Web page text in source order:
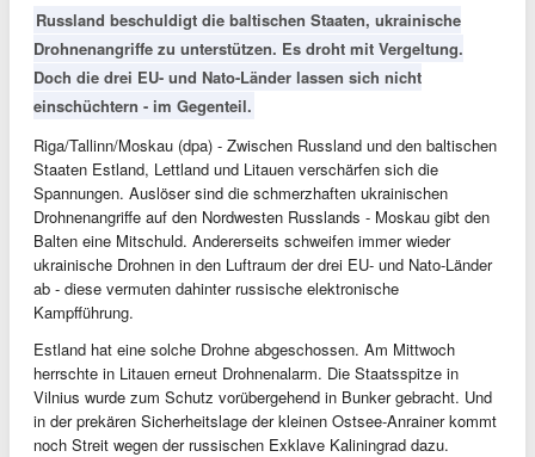
Russland beschuldigt die baltischen Staaten, ukrainische
Drohnenangriffe zu unterstützen. Es droht mit Vergeltung.
Doch die drei EU- und Nato-Länder lassen sich nicht
einschüchtern - im Gegenteil.
Riga/Tallinn/Moskau (dpa) - Zwischen Russland und den baltischen
Staaten Estland, Lettland und Litauen verschärfen sich die
Spannungen. Auslöser sind die schmerzhaften ukrainischen
Drohnenangriffe auf den Nordwesten Russlands - Moskau gibt den
Balten eine Mitschuld. Andererseits schweifen immer wieder
ukrainische Drohnen in den Luftraum der drei EU- und Nato-Länder
ab - diese vermuten dahinter russische elektronische
Kampfführung.
Estland hat eine solche Drohne abgeschossen. Am Mittwoch
herrschte in Litauen erneut Drohnenalarm. Die Staatsspitze in
Vilnius wurde zum Schutz vorübergehend in Bunker gebracht. Und
in der prekären Sicherheitslage der kleinen Ostsee-Anrainer kommt
noch Streit wegen der russischen Exklave Kaliningrad dazu.